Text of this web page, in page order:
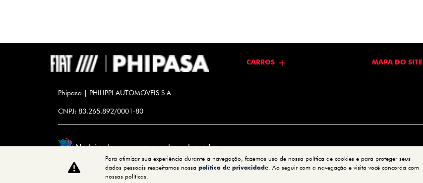
CARROS MAPA DO SITE
Phipasa | PHILIPPI AUTOMOVEIS S A
CNPJ: 83.265.892/0001-80
No trânsito, enxergar o outro salva vidas.
Para otimizar sua experiência durante a navegação, fazemos uso de nossa política de cookies e para proteger seus
dados pessoais respeitamos nossa política de privacidade. Ao seguir com a navegação e visita você concorda com
nossas políticas.